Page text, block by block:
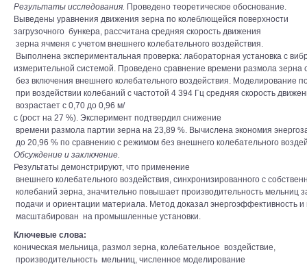
Результаты исследования. Проведено теоретическое обоснование.
Выведены уравнения движения зерна по колеблющейся поверхности
загрузочного бункера, рассчитана средняя скорость движения
зерна ячменя с учетом внешнего колебательного воздействия.
Выполнена экспериментальная проверка: лабораторная установка с
измерительной системой. Проведено сравнение времени размола зерна
без включения внешнего колебательного воздействия. Моделирование
при воздействии колебаний с частотой 4 394 Гц средняя скорость
возрастает с 0,70 до 0,96 м/
с (рост на 27 %). Эксперимент подтвердил снижение
времени размола партии зерна на 23,89 %. Вычислена экономия
до 20,96 % по сравнению с режимом без внешнего колебательного
Обсуждение и заключение.
Результаты демонстрируют, что применение
внешнего колебательного воздействия, синхронизированного с
колебаний зерна, значительно повышает производительность мельниц
подачи и ориентации материала. Метод доказал энергоэффективность
масштабирован на промышленные установки.
Ключевые слова:
коническая мельница, размол зерна, колебательное воздействие,
производительность мельниц, численное моделирование